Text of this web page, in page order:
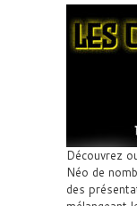
Découvrez
Néo de
des